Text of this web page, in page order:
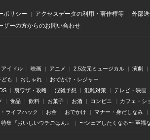
ポリシー アクセスデータの利用・著作権等 外部
ザーの方からのお問い合わせ
アイドル 映画 アニメ 2.5次元ミュージカル 演劇
ども おしゃれ おでかけ・レジャー
裏ワザ・攻略 混雑予想 混雑対策 テレビ・映画
食品 飲料 お菓子 お酒 コンビニ カフェ・シ
ライフハック お金 おでかけ マナー・身だしなみ
特集『おいしいウチごはん』 〜シェアしたくなる〜 至福